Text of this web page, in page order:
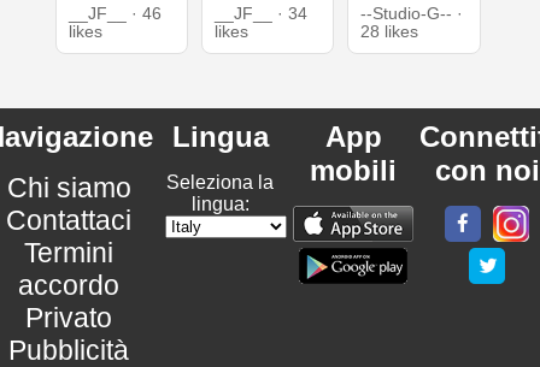
__JF__ · 46
likes
__JF__ · 34
likes
--Studio-G-- ·
28 likes
Chi siamo
Contattaci
Termini
accordo
Privato
Pubblicità
Lingua
Seleziona la
lingua:
App
mobili
con noi